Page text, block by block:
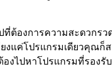
ต้องการความสะดวกรว
งแค่โปรแกรมเดียวคุณก็
งไปหาโปรแกรมที่รองรั